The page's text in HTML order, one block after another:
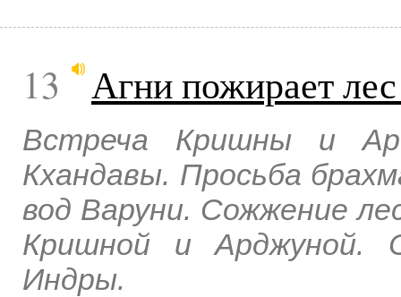
13 Агни пожирает
Встреча Кришны и
Кхандавы. Просьба
вод Варуни. Сожжение
Кришной и Арджуной.
Индры.